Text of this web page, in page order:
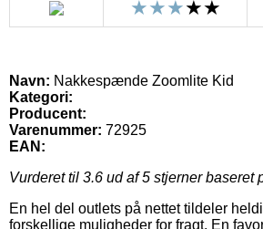
Navn: Nakkespænde Zoomlite Kid
Kategori:
Producent:
Varenummer: 72925
EAN:
Vurderet til 3.6 ud af 5 stjerner baseret
En hel del outlets på nettet tildeler
forskellige muligheder for fragt. En